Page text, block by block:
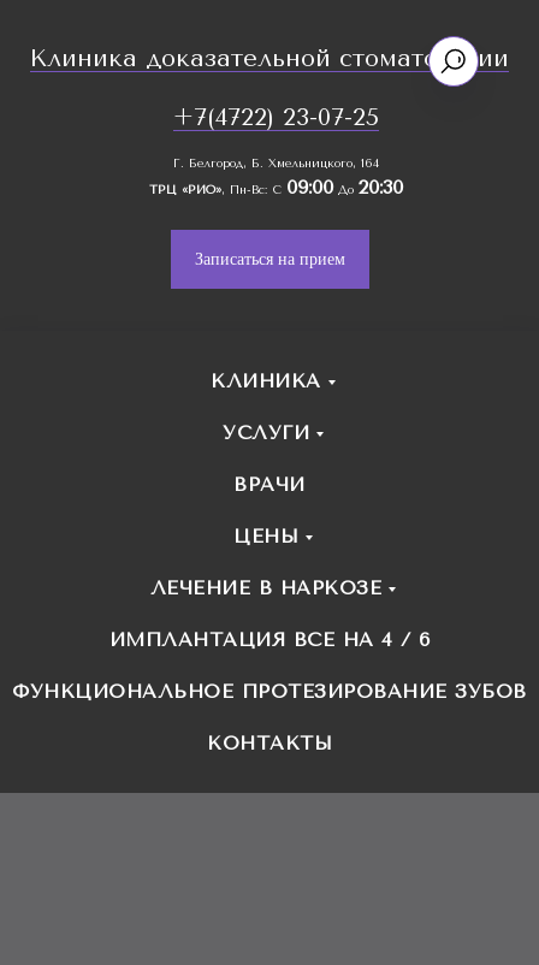
Клиника доказательной стоматологии
+7(4722) 23-07-25
Г. Белгород, Б. Хмельницкого, 164
ТРЦ «РИО», Пн-Вс: С 09:00До 20:30
Записаться на прием
КЛИНИКА
УСЛУГИ
ВРАЧИ
ЦЕНЫ
ЛЕЧЕНИЕ В НАРКОЗЕ
ИМПЛАНТАЦИЯ ВСЕ НА 4 / 6
ФУНКЦИОНАЛЬНОЕ ПРОТЕЗИРОВАНИЕ ЗУБОВ
КОНТАКТЫ